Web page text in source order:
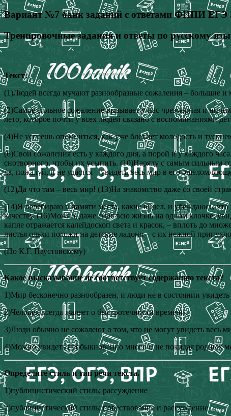
Вариант №7 банк заданий с ответами ФИПИ ЕГЭ
Тренировочные задания и ответы по русскому
Текст:
(1)Людей всегда мучают разнообразные сожаления – большие
(2)Самое сильное сожаление вызывает у нас чрезмерная и
лето, которое почти у всех людей связано с воспоминаниями
(4)Не успеешь опомниться, как уже блекнет молодость и
(6)Свои сожаления есть у каждого дня, а порой и у каждого
снотворного, чтобы их усыпить. (10)Наряду с самым сильным
да, пожалуй, и не удастся – увидеть весь мир в его
(12)Да что там – весь мир! (13)На знакомство даже со своей
(14)Я перебираю в памяти места, какие видел, и убеждаюсь,
качеству. (16)Можно, даже сидя всю жизнь на одном клочке,
капле отражается калейдоскоп света и красок, – вплоть до
листья ольхи похожи на детские ладони – с их нежной
(По К.Г. Паустовскому)
Какое высказывание не соответствует содержанию текста?
1)Мир бесконечно разнообразен, и люди не в состоянии увидеть
2)Человек всегда жалеет о быстротечности времени.
3)Люди обычно не сожалеют о том, что не могут увидеть весь
4)Можно увидеть необыкновенно много и не покидая родных
Определите стиль и тип речи текста.
1)публицистический стиль; рассуждение
2)публицистический стиль; повествование и рассуждение